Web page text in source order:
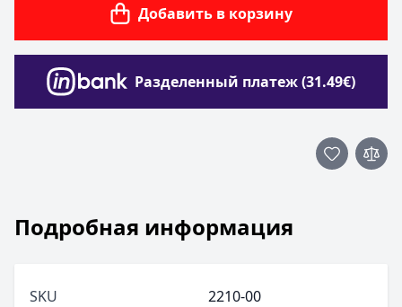
Добавить в корзину
Разделенный платеж (31.49€)
Подробная информация
SKU
2210-00